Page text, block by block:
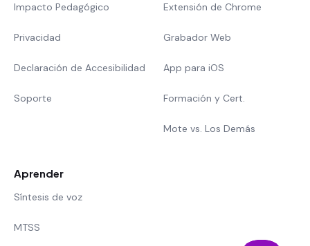
Impacto Pedagógico
Privacidad
Declaración de Accesibilidad
Soporte
Extensión de Chrome
Grabador Web
App para iOS
Formación y Cert.
Mote vs. Los Demás
Aprender
Síntesis de voz
MTSS